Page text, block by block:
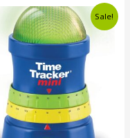
Sale!
Algne
hind
oli:
€15,80.
Current
price
is:
€11,99.